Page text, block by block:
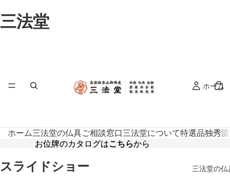
三法堂
ホーム
三法堂の仏
ホーム三法堂の仏具ご相談窓口三法堂について特選品独秀
お位牌のカタログはこちらから
お位牌のカタログはこちらから
スライドショー